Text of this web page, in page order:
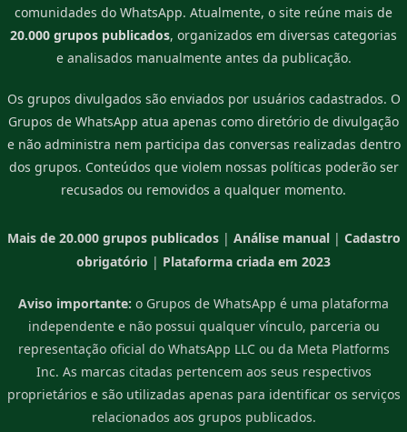
comunidades do WhatsApp. Atualmente, o site reúne mais de
20.000 grupos publicados, organizados em diversas categorias
e analisados manualmente antes da publicação.
Os grupos divulgados são enviados por usuários cadastrados. O
Grupos de WhatsApp atua apenas como diretório de divulgação
e não administra nem participa das conversas realizadas dentro
dos grupos. Conteúdos que violem nossas políticas poderão ser
recusados ou removidos a qualquer momento.
Mais de 20.000 grupos publicados| Análise manual| Cadastro
obrigatório | Plataforma criada em 2023
Aviso importante: o Grupos de WhatsApp é uma plataforma
independente e não possui qualquer vínculo, parceria ou
representação oficial do WhatsApp LLC ou da Meta Platforms
Inc. As marcas citadas pertencem aos seus respectivos
proprietários e são utilizadas apenas para identificar os serviços
relacionados aos grupos publicados.